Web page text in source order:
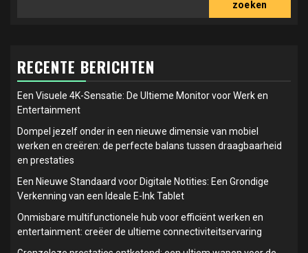
zoeken
RECENTE BERICHTEN
Een Visuele 4K-Sensatie: De Ultieme Monitor voor Werk en
Entertainment
Dompel jezelf onder in een nieuwe dimensie van mobiel
werken en creëren: de perfecte balans tussen draagbaarheid
en prestaties
Een Nieuwe Standaard voor Digitale Notities: Een Grondige
Verkenning van een Ideale E-Ink Tablet
Onmisbare multifunctionele hub voor efficiënt werken en
entertainment: creëer de ultieme connectiviteitservaring